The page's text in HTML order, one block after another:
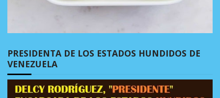
PRESIDENTA DE LOS ESTADOS HUNDIDOS DE
VENEZUELA